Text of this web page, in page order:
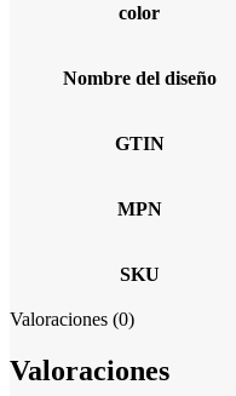
color
Nombre del diseño
GTIN
MPN
SKU
Valoraciones (0)
Valoraciones